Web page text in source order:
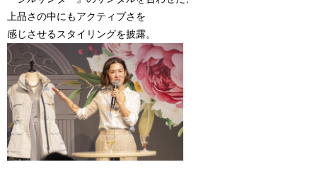
上品さの中にもアクティブさを
感じさせるスタイリングを披露。